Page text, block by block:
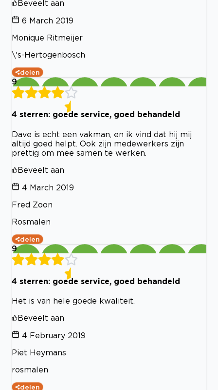
Beveelt aan
6 March 2019
Monique Ritmeijer
\'s-Hertogenbosch
delen
9
4 sterren: goede service, goed behandeld
Dave is echt een vakman, en ik vind dat hij mij
altijd goed helpt. Ook zijn medewerkers zijn
prettig om mee samen te werken.
Beveelt aan
4 March 2019
Fred Zoon
Rosmalen
delen
9
4 sterren: goede service, goed behandeld
Het is van hele goede kwaliteit.
Beveelt aan
4 February 2019
Piet Heymans
rosmalen
delen